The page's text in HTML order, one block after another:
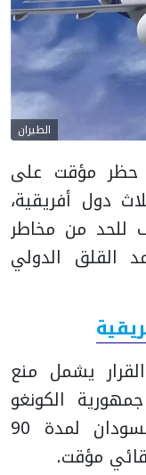
الطيران
مؤقت على
دول أفريقية،
للحد من مخاطر
القلق الدولي
يشمل منع
الكونغو
الديمقراطية وأوغندا وجنوب السودان لمدة 90
وقائي مؤقت.